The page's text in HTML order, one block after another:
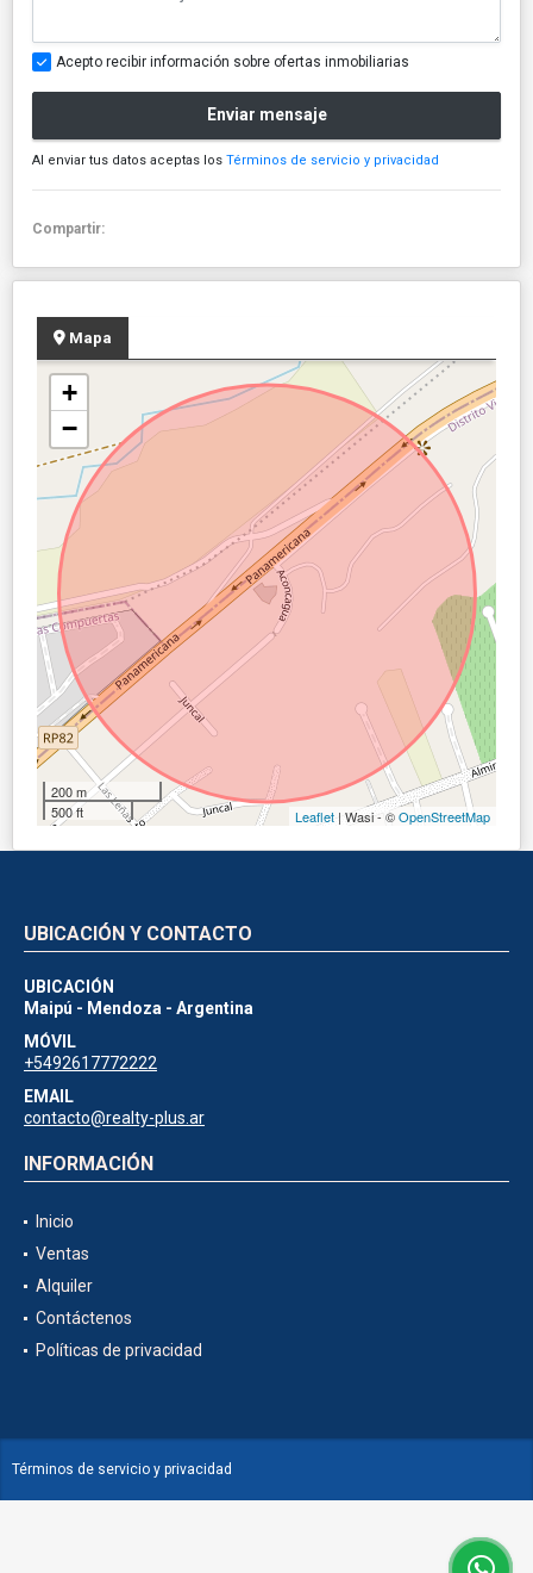
Acepto recibir información sobre ofertas inmobiliarias
Enviar mensaje
Al enviar tus datos aceptas los Términos de servicio y privacidad
Compartir:
Mapa
+
−
200 m
500 ft
Leaflet | Wasi - ©OpenStreetMap
UBICACIÓN Y CONTACTO
UBICACIÓN
Maipú - Mendoza - Argentina
MÓVIL
+5492617772222
EMAIL
contacto@realty-plus.ar
INFORMACIÓN
Inicio
Ventas
Alquiler
Contáctenos
Políticas de privacidad
Términos de servicio y privacidad